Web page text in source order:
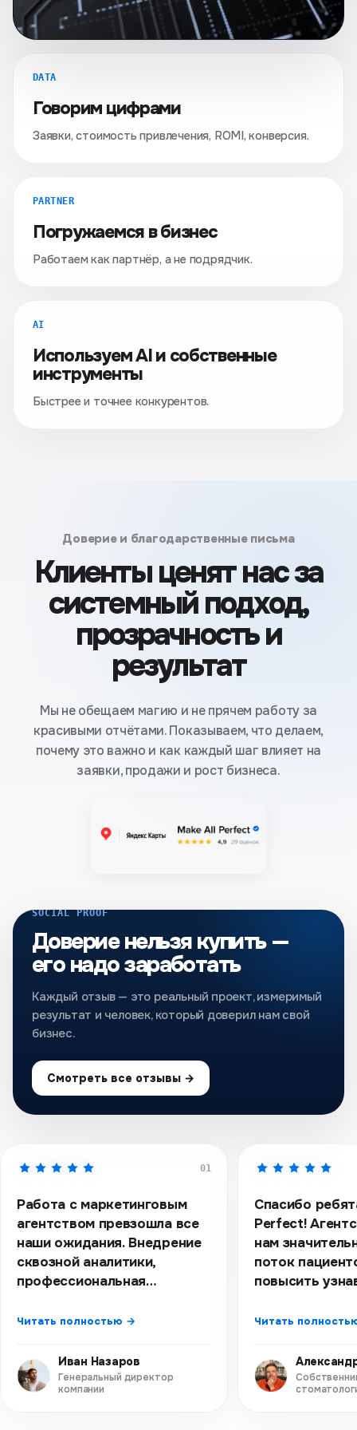
DATA
Говорим цифрами
Заявки, стоимость привлечения, ROMI, конверсия.
PARTNER
Погружаемся в бизнес
Работаем как партнёр, а не подрядчик.
AI
Используем AI и собственные
инструменты
Быстрее и точнее конкурентов.
Доверие и благодарственные письма
Клиенты ценят нас за
системный подход,
прозрачность и
результат
Мы не обещаем магию и не прячем работу за
красивыми отчётами. Показываем, что делаем,
почему это важно и как каждый шаг влияет на
заявки, продажи и рост бизнеса.
SOCIAL PROOF
Доверие нельзя купить —
его надо заработать
Каждый отзыв — это реальный проект, измеримый
результат и человек, который доверил нам свой
бизнес.
Смотреть все отзывы →
01
Работа с маркетинговым
агентством превзошла все
наши ожидания. Внедрение
сквозной аналитики,
профессиональная
кампаний и эффективное
позволили нам существенно
увеличить продажи и
повысить узнаваемость
Читать полностью →
Иван Назаров
Генеральный директор
компании
Спасибо
Perfect!
нам
поток
повысить
современного
реклама в
ВКонтакте,
отличные
Читать